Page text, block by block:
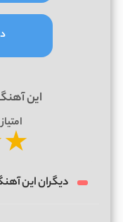
این
امتیاز
★
دیگران این